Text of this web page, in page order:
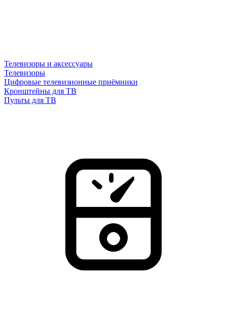
Телевизоры и аксессуары
Телевизоры
Цифровые телевизионные приёмники
Кронштейны для ТВ
Пульты для ТВ